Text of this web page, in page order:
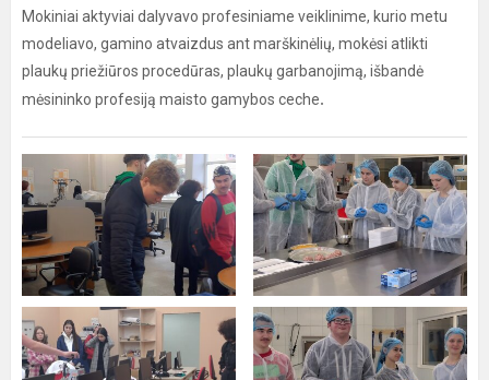
Mokiniai aktyviai dalyvavo profesiniame veiklinime, kurio metu
modeliavo, gamino atvaizdus ant marškinėlių, mokėsi atlikti
plaukų priežiūros procedūras, plaukų garbanojimą, išbandė
mėsininko profesiją maisto gamybos ceche.